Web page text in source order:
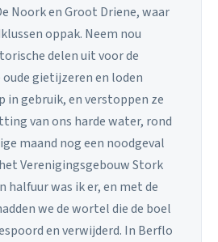
Noork en Groot Driene, waar
oppak. Neem nou
delen uit voor de
gietijzeren en loden
in gebruik, en verstoppen ze
van ons harde water, rond
maand nog een noodgeval
Verenigingsgebouw Stork
halfuur was ik er, en met de
we de wortel die de boel
en verwijderd. In Berflo